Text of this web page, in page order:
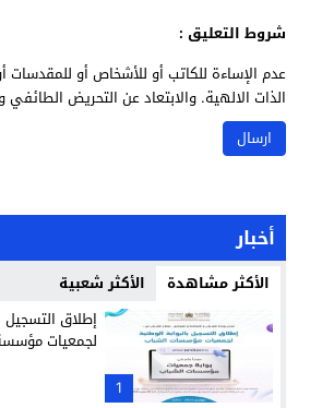
شروط التعليق :
عدم الإساءة للكاتب أو للأشخاص أو للمقدسات
الذات الالهية. والابتعاد عن التحريض
أخبار
الأكثر مشاهدة الأكثر شعبية
1
إطلاق التسجيل
لجمعيات